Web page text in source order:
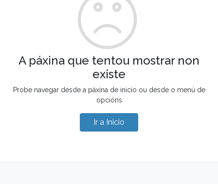
A páxina que tentou mostrar non
existe
Probe navegar desde a páxina de inicio ou desde o menú de
opcións
Ir a Inicio